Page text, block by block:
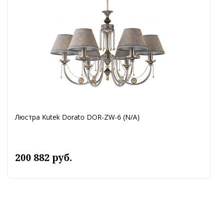
Люстра Kutek Dorato DOR-ZW-6 (N/A)
200 882 руб.